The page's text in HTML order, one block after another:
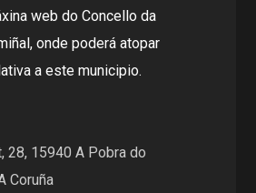
web do Concello da
onde poderá atopar
a este municipio.
28, 15940 A Pobra do
Coruña